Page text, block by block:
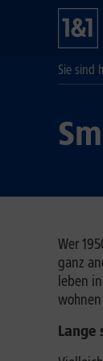
Sie sind
Wer
ganz
leben
Lange